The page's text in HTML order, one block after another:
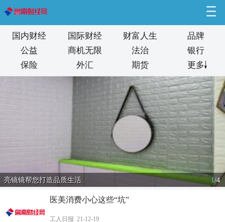
国内财经 国际财经 财富人生
品牌
公益
商机无限 法治
银行
保险
外汇 期货 更多
镜镜帮您打造品质生活 2/4
医美消费小心这些“坑”
工人日报 21-12-19